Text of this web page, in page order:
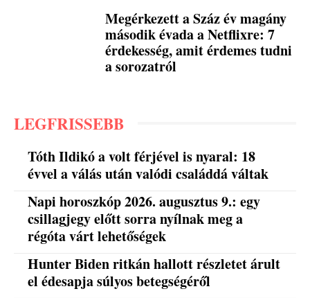
Megérkezett a Száz év magány
második évada a Netflixre: 7
érdekesség, amit érdemes tudni
a sorozatról
LEGFRISSEBB
Tóth Ildikó a volt férjével is nyaral: 18
évvel a válás után valódi családdá váltak
Napi horoszkóp 2026. augusztus 9.: egy
csillagjegy előtt sorra nyílnak meg a
régóta várt lehetőségek
Hunter Biden ritkán hallott részletet árult
el édesapja súlyos betegségéről